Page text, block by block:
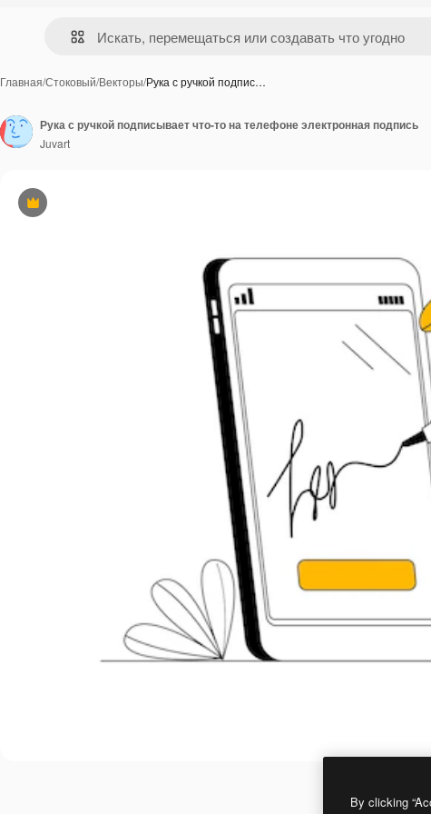
Главная/Стоковый/Векторы/Рука с ручкой подпис…
Премиум
Рука с ручкой подписывает что-то на телефоне электронная подпись
Juvart
By clicking